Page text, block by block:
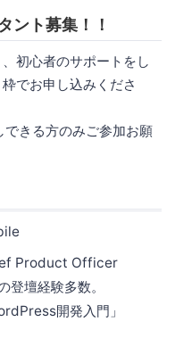
ント募集！！
初心者のサポートをし
でお申し込みくださ
きる方のみご参加お願
Product Officer
登壇経験多数。
開発入門」